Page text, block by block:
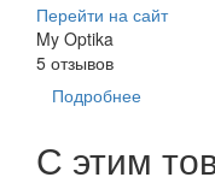
Перейти на сайт
My Optika
5 отзывов
Подробнее
С этим